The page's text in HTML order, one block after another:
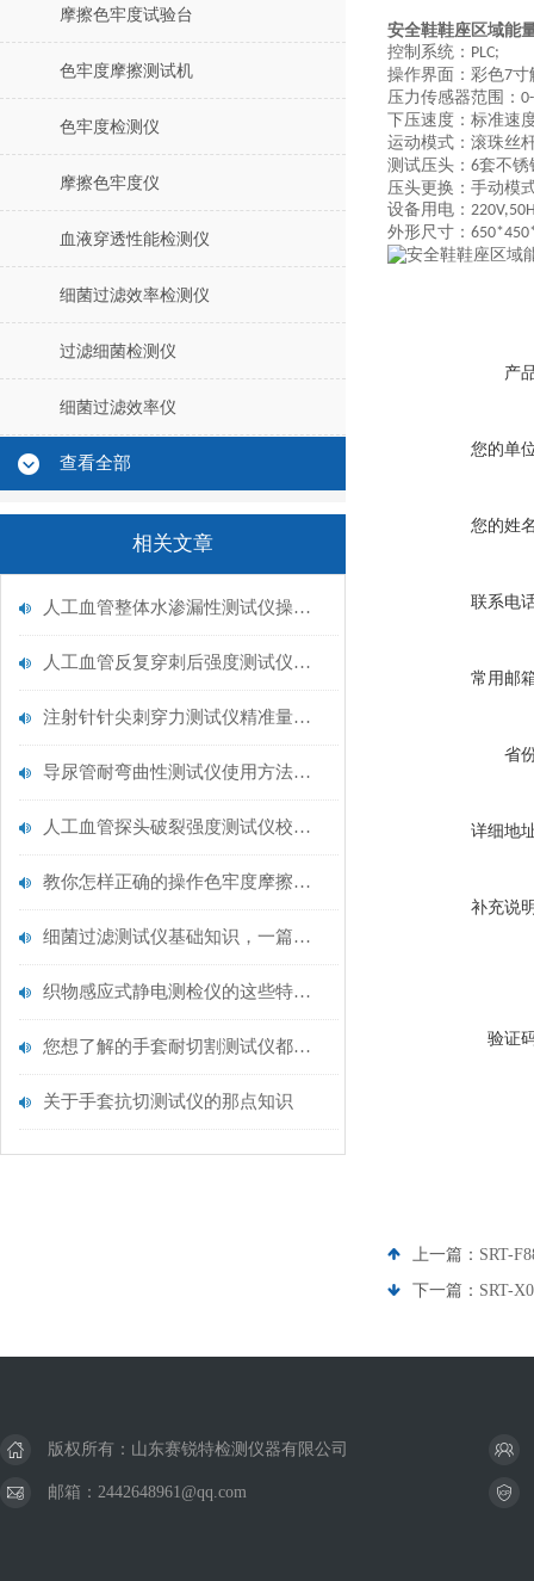
摩擦色牢度试验台
色牢度摩擦测试机
色牢度检测仪
摩擦色牢度仪
血液穿透性能检测仪
细菌过滤效率检测仪
过滤细菌检测仪
细菌过滤效率仪
查看全部
相关文章
人工血管整体水渗漏性测试仪操作中最容易出错的步骤
人工血管反复穿刺后强度测试仪是什么？透析患者的“生命管“质量靠它把关！
注射针针尖刺穿力测试仪精准量化针尖锋利度，构筑临床安全防线
导尿管耐弯曲性测试仪使用方法与操作规范
人工血管探头破裂强度测试仪校准规范：精准赋能医疗安全的技术基准
教你怎样正确的操作色牢度摩擦测试机
细菌过滤测试仪基础知识，一篇搞定
织物感应式静电测检仪的这些特点很少有人都知道
您想了解的手套耐切割测试仪都在这里了
关于手套抗切测试仪的那点知识
安全鞋鞋座区域能
控制系统： PLC;
操作界面：彩色7寸
压力传感器范围：
下压速度：标准速
运动模式：滚珠丝
测试压头： 6套不锈
压头更换：手动模
设备用电：
外形尺寸：
产
您的单
您的姓
联系电
常用邮
省
详细地
补充说
验证
上一篇： SRT-
下一篇： SRT-
版权所有：山东赛锐特检测仪器有限公司
邮箱：2442648961@qq.com